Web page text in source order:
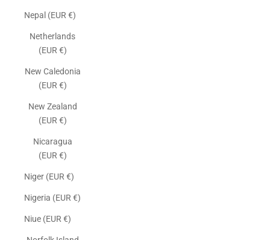
Nepal (EUR €)
Netherlands
(EUR €)
New Caledonia
(EUR €)
New Zealand
(EUR €)
Nicaragua
(EUR €)
Niger (EUR €)
Nigeria (EUR €)
Niue (EUR €)